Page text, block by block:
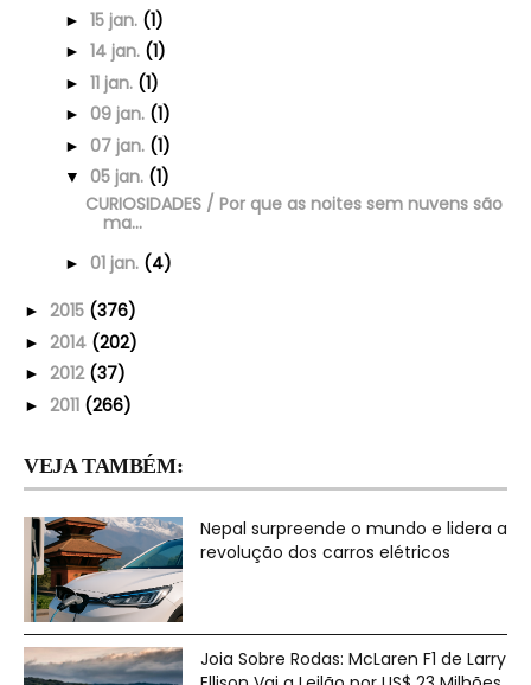
► 15 jan. (1)
► 14 jan. (1)
► 11 jan. (1)
► 09 jan. (1)
► 07 jan. (1)
▼ 05 jan. (1)
CURIOSIDADES / Por que as noites sem nuvens são
ma...
► 01 jan. (4)
► 2015 (376)
► 2014 (202)
► 2012 (37)
► 2011 (266)
VEJA TAMBÉM:
Nepal surpreende o mundo e lidera a
revolução dos carros elétricos
Joia Sobre Rodas: McLaren F1 de Larry